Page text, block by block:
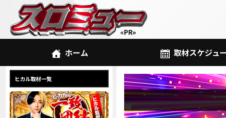
ホーム 取材スケジュ
ヒカル取材一覧